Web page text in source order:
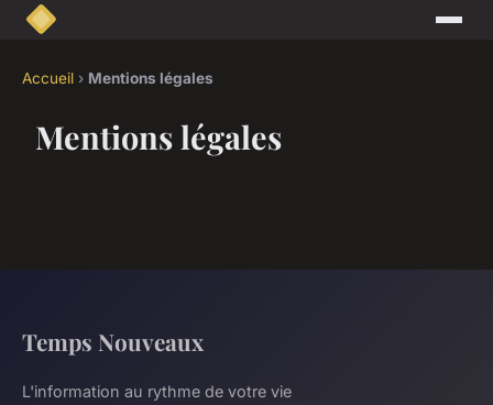
Accueil › Mentions légales
Mentions légales
Temps Nouveaux
L'information au rythme de votre vie